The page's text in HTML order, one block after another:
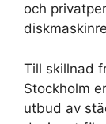
och
Till skillnad
Stockholm
utbud av